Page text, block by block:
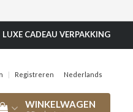
LUXE CADEAU VERPAKKING
| Registreren Nederlands
WINKELWAGEN